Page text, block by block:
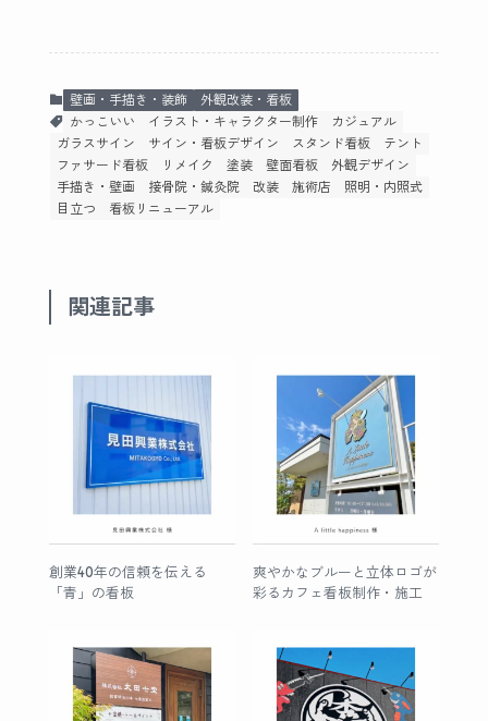
壁画・手描き・装飾
外観改装・看板
かっこいい
イラスト・キャラクター制作
カジュアル
ガラスサイン
サイン・看板デザイン スタンド看板
テント
ファサード看板
リメイク 塗装 壁面看板
外観デザイン
手描き・壁画
接骨院・鍼灸院 改装 施術店
照明・内照式
目立つ
看板リニューアル
関連記事
創業40年の信頼を伝える
「青」の看板
爽やかなブルーと立体ロゴが
彩るカフェ看板制作・施工